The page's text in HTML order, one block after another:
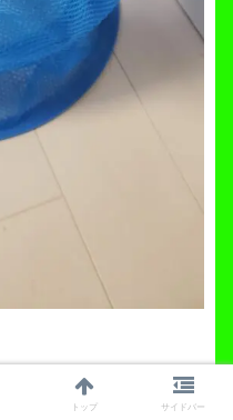
ますね。トップ サイドバー